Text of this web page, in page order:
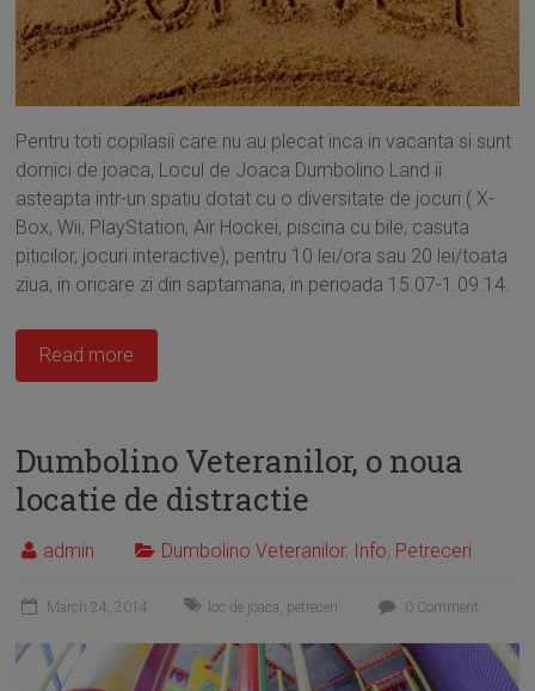
Pentru toti copilasii care nu au plecat inca in vacanta si sunt
dornici de joaca, Locul de Joaca Dumbolino Land ii
asteapta intr-un spatiu dotat cu o diversitate de jocuri ( X-
Box, Wii, PlayStation, Air Hockei, piscina cu bile, casuta
piticilor, jocuri interactive), pentru 10 lei/ora sau 20 lei/toata
ziua, in oricare zi din saptamana, in perioada 15.07-1.09.14.
Read more
Dumbolino Veteranilor, o noua
locatie de distractie
admin Dumbolino Veteranilor, Info, Petreceri
March 24, 2014 loc de joaca petreceri 0 Comment